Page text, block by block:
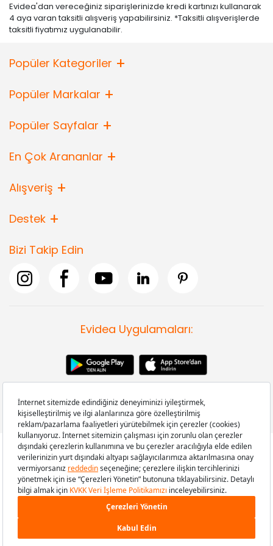
Evidea'dan vereceğiniz siparişlerinizde kredi kartınızı kullanarak
4 aya varan taksitli alışveriş yapabilirsiniz. *Taksitli alışverişlerde
taksitli fiyatımız uygulanabilir.
Popüler Kategoriler
Popüler Markalar
Popüler Sayfalar
En Çok Arananlar
Alışveriş
Destek
Bizi Takip Edin
Evidea Uygulamaları:
Copyright © 2008-2026 Evidea.com | Tüm hakları saklıdır.